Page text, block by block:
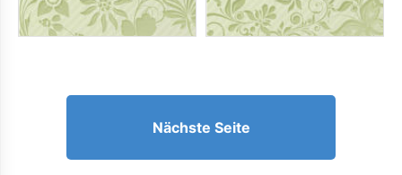
Nächste Seite